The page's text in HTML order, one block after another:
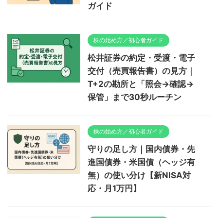
ガイド
株の始め方／初心者ガイド
松井証券の約定・受渡・電子
交付（売買報告書）の見方｜
T+2の勘所と「照会→確認→
保管」まで30秒ルーチン
株の始め方／初心者ガイド
守りの足し方｜国内債券・先
進国債券・米国債（ヘッジ有
無）の使い分け【新NISA対
応・月1万円】